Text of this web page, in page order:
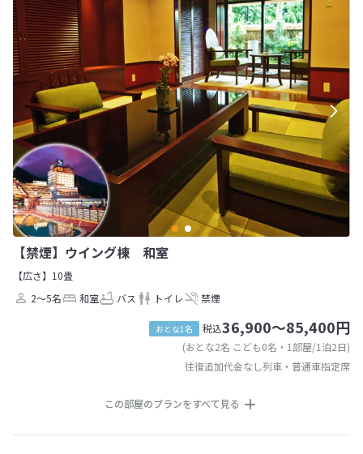
【禁煙】ウイング棟 和室
【広さ】10畳
2～5名
和室 バス トイレ 禁煙
おとな1名 税込36,900～85,400円
(おとな2名 こども0名・1部屋/1泊2日)
往復追加代金なし列車・普通車指定席
この部屋のプランをすべて見る